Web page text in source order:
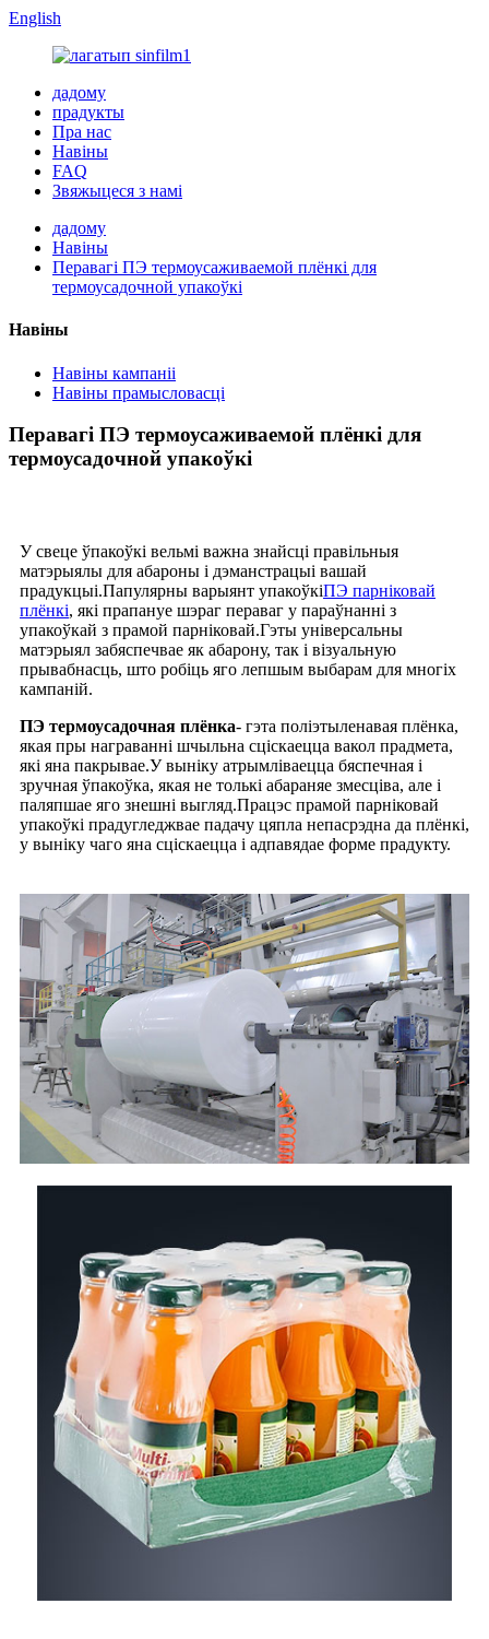
English
дадому
прадукты
Пра нас
Навіны
FAQ
Звяжыцеся з намі
дадому
Навіны
Перавагі ПЭ термоусаживаемой плёнкі для
термоусадочной упакоўкі
Навіны
Навіны кампаніі
Навіны прамысловасці
Перавагі ПЭ термоусаживаемой плёнкі для
термоусадочной упакоўкі
У свеце ўпакоўкі вельмі важна знайсці правільныя
матэрыялы для абароны і дэманстрацыі вашай
прадукцыі.Папулярны варыянт упакоўкіПЭ парніковай
плёнкі, які прапануе шэраг пераваг у параўнанні з
упакоўкай з прамой парніковай.Гэты універсальны
матэрыял забяспечвае як абарону, так і візуальную
прывабнасць, што робіць яго лепшым выбарам для многіх
кампаній.
ПЭ термоусадочная плёнка- гэта поліэтыленавая плёнка,
якая пры награванні шчыльна сціскаецца вакол прадмета,
які яна пакрывае.У выніку атрымліваецца бяспечная і
зручная ўпакоўка, якая не толькі абараняе змесціва, але і
паляпшае яго знешні выгляд.Працэс прамой парніковай
упакоўкі прадугледжвае падачу цяпла непасрэдна да плёнкі,
у выніку чаго яна сціскаецца і адпавядае форме прадукту.